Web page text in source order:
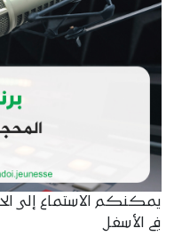
يمكنكم الاستماع إلى
في الأسفل